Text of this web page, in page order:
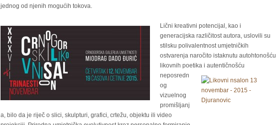
jednog od njenih mogućih tokova.
Lični kreativni potencijal, kao i
generacijska različitost autora, uslovili su
stilsku polivalentnost umjetničkih
ostvarenja naročito istaknutu autohtonošću
likovnih poetika i autentičnošću
neposredn
og
vizuelnog
promišljanj
a, bilo da je riječ o slici, skulpturi, grafici, crtežu, objektu ili video